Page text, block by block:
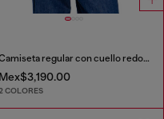
Camiseta regular con cuello redondo y Oval D
Mex$3,190.00
COLORES